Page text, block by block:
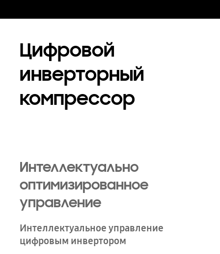
Цифровой
инверторный
компрессор
Интеллектуально
оптимизированное
управление
Интеллектуальное управление
цифровым инвертором